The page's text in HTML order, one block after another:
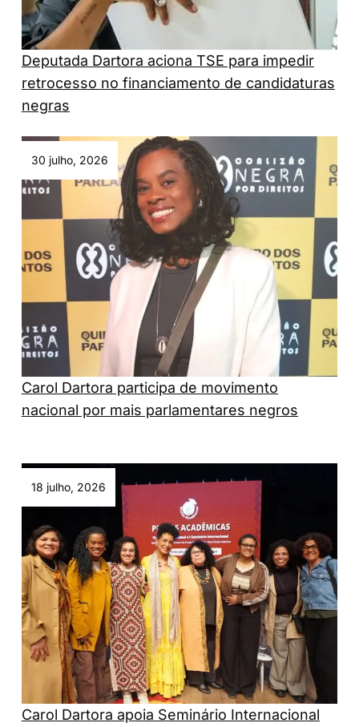
Deputada Dartora aciona TSE para impedir
retrocesso no financiamento de candidaturas
negras
30 julho, 2026
Carol Dartora participa de movimento
nacional por mais parlamentares negros
18 julho, 2026
Carol Dartora apoia Seminário Internacional